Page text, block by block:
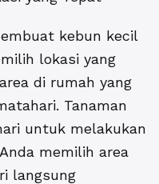
kebun kecil
lokasi yang
di rumah yang
Tanaman
untuk melakukan
memilih area
langsung